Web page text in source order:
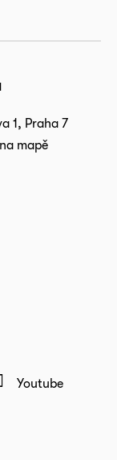
1, Praha 7
mapě
Youtube